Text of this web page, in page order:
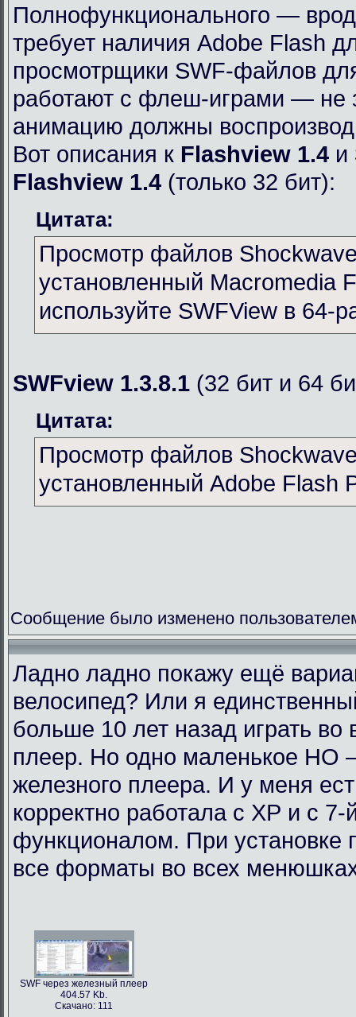
Полнофункционального —
требует наличия Adobe Flash
просмотрщики SWF-файлов
работают с флеш-играми —
анимацию должны
Вот описания к Flashview 1.4 и
Flashview 1.4 (только 32 бит):
Цитата:
Просмотр файлов
установленный Macromedia
используйте SWFView в 64-
SWFview 1.3.8.1 (32 бит и 64
Цитата:
Просмотр файлов
установленный Adobe Flash
Сообщение было изменено
Ладно ладно покажу ещё
велосипед? Или я
больше 10 лет назад играть
плеер. Но одно маленькое НО
железного плеера. И у меня
корректно работала с ХР и с
функционалом. При установке
все форматы во всех
SWF через железный плеер
404.57 Kb.
Скачано: 111